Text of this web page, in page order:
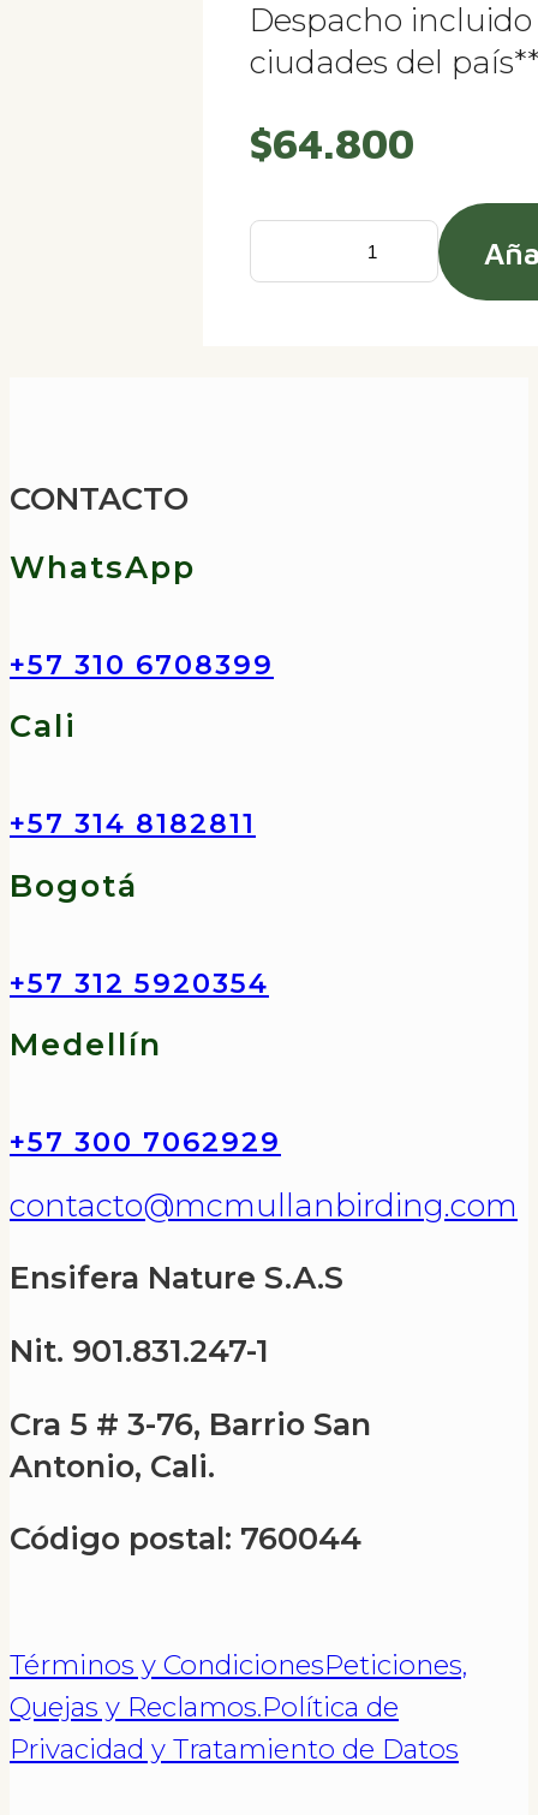
Despacho
ciudades del país**
$64.800
Guía
cantidad
CONTACTO
WhatsApp
+57 310 6708399
Cali
+57 314 8182811
Bogotá
+57 312 5920354
Medellín
+57 300 7062929
contacto@mcmullanbirding.com
Ensifera Nature S.A.S
Nit. 901.831.247-1
Cra 5 # 3-76, Barrio San
Antonio, Cali.
Código postal: 760044
Términos y CondicionesPeticiones,
Quejas y Reclamos.Política de
Privacidad y Tratamiento de Datos